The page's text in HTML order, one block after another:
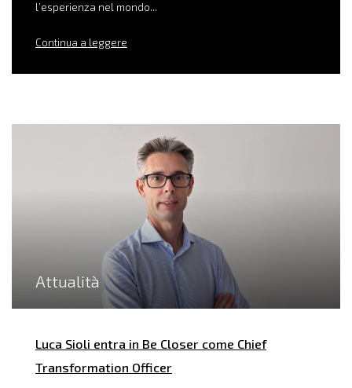
l’esperienza nel mondo...
Continua a leggere
Attualità
Luca Sioli entra in Be Closer come Chief
Transformation Officer